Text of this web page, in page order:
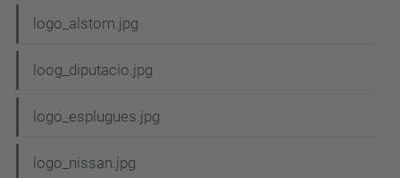
logo_alstom.jpg
loog_diputacio.jpg
logo_esplugues.jpg
logo_nissan.jpg